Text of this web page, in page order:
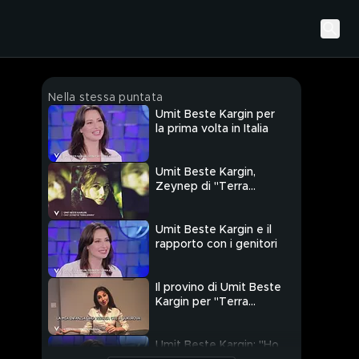
Nella stessa puntata
Umit Beste Kargin per
la prima volta in Italia
Umit Beste Kargin,
Zeynep di "Terra
Umit Beste Kargin e il
rapporto con i genitori
Il provino di Umit Beste
Kargin per "Terra
Umit Beste Kargin: "Ho